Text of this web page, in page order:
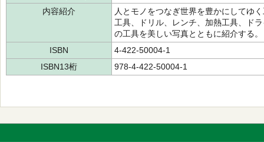
内容紹介
人とモノをつなぎ世界を豊かにしてゆ
工具、ドリル、レンチ、加熱工具、ド
の工具を美しい写真とともに紹介する。
ISBN
4-422-50004-1
ISBN13桁
978-4-422-50004-1